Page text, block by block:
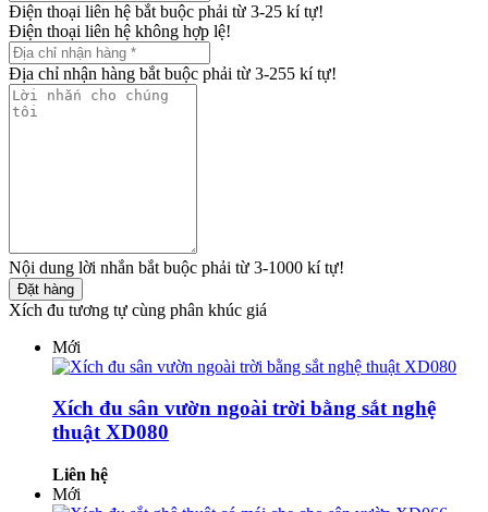
Điện thoại liên hệ bắt buộc phải từ 3-25 kí tự!
Điện thoại liên hệ không hợp lệ!
Địa chỉ nhận hàng bắt buộc phải từ 3-255 kí tự!
Nội dung lời nhắn bắt buộc phải từ 3-1000 kí tự!
Đặt hàng
Xích đu tương tự cùng phân khúc giá
Mới
Xích đu sân vườn ngoài trời bằng sắt nghệ
thuật XD080
Liên hệ
Mới